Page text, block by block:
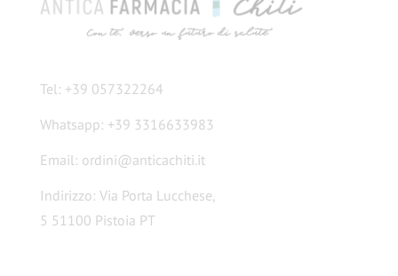
Tel: +39 057322264
Whatsapp: +39 3316633983
Email: ordini@anticachiti.it
Indirizzo: Via Porta Lucchese,
5 51100 Pistoia PT